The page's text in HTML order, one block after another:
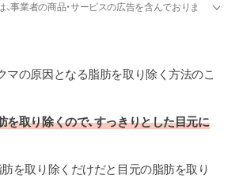
事業者の商品・サービスの広告を含んでおりま
マの原因となる脂肪を取り除く方法のこ
を取り除くので、すっきりとした目元に
肪を取り除くだけだと目元の脂肪を取り